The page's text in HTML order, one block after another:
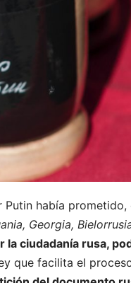
había
Georgia,
ciudadanía rusa,
que facilita el